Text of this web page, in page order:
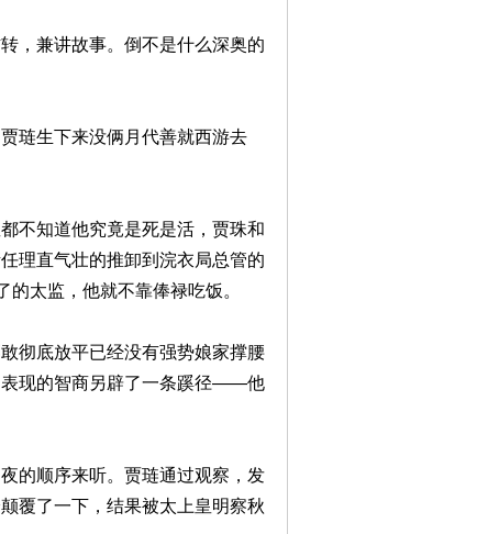
，兼讲故事。倒不是什么深奥的
琏生下来没俩月代善就西游去
不知道他究竟是死是活，贾珠和
理直气壮的推卸到浣衣局总管的
太监，他就不靠俸禄吃饭。
彻底放平已经没有强势娘家撑腰
表现的智商另辟了一条蹊径——他
的顺序来听。贾琏通过观察，发
覆了一下，结果被太上皇明察秋